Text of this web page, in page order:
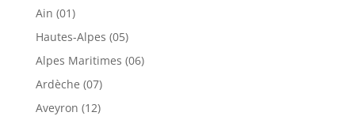
Ain (01)
Hautes-Alpes (05)
Alpes Maritimes (06)
Ardèche (07)
Aveyron (12)